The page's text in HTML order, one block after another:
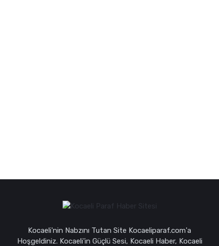
Kocaeli'nin Nabzını Tutan Site Kocaeliparaf.com'a
Hoşgeldiniz. Kocaeli'in Güçlü Sesi, Kocaeli Haber, Kocaeli